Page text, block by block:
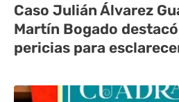
Caso Julián Álvarez
Martín Bogado
pericias para